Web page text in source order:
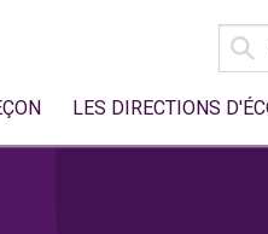
FOR:
LES DIRECTIONS